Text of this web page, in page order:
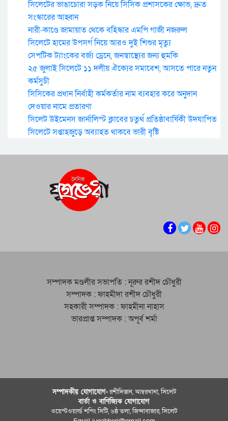
সিলেটের ভাঙাচোরা সড়ক নিয়ে সিসিক প্রশাসকের ক্ষোভ, দ্রুত
সংস্কারের আহ্বান
নারী-কাণ্ডে জামায়াত থেকে বহিস্কার এমপি গাজী নজরুল
সিলেটে হামের উপসর্গ নিয়ে আরও দুই শিশুর মৃত্যু
সেপটিক ট্যাংকের বর্জ্য ড্রেনে, জনস্বাস্থ্যের জন্য হুমকি
২৫ জুলাই সিলেটে ১১ দলীয় ঐক্যের সমাবেশ, আসতে পারে নতুন
কর্মসুচী
সিসিকের প্রধান নির্বাহী কর্মকর্তার নাম ব্যবহার করে অনুদান
দেওয়ার নামে প্রতারণা
সিলেট উইমেনস জার্নালিস্ট ক্লাবের চতুর্থ প্রতিষ্ঠাবার্ষিকী উদযাপিত
সিলেটে সপ্তাহজুড়ে অব্যাহত থাকবে ভারী বৃষ্টি
সম্পাদক মণ্ডলীর সভাপতি : নূরুর রশীদ চৌধুরী
সম্পাদক : ফাহমীদা রশীদ চৌধুরী
সহকারী সম্পাদক : ফাহমীনা নাহাস
ভারপ্রাপ্ত সম্পাদক : অপূর্ব শর্মা
সম্পাদকীয় যােগাযোগ-রশীদিস্তান, আম্বরখানা, সিলেট
বার্তা ও বাণিজ্যিক যোগাযােগ
ওয়েস্টওয়ার্ল্ড শপিং সিটি, ৬ষ্ঠ তলা, জিন্দাবাজার, সিলেট